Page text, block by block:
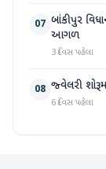
07 બાંકીપુર
આગળ
3 દિવસ પહેલા
08 જ્વેલરી
6 દિવસ પહેલા